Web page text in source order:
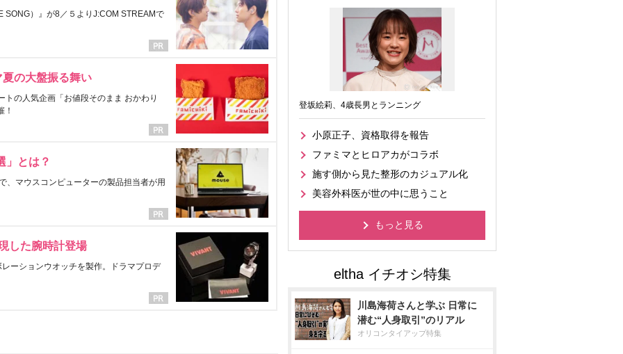
SONG）』が8／５よりJ:COM STREAMで
の大盤振る舞い
の人気企画「お値段そのまま おかわり
！
」とは？
、マウスコンピューターの製品担当者が用
した腕時計登場
ーションウオッチを製作。ドラマプロデ
登坂絵莉、4歳長男とランニング
小原正子、資格取得を報告
ファミマとヒロアカがコラボ
施す側から見た整形のカジュアル化
美容外科医が世の中に思うこと
もっと見る
川島海荷さんと学ぶ 日常に
潜む“人身取引”のリアル
オリコンタイアップ特集